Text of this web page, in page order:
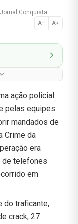
Jornal Conquista
A− A+
Normal
ação policial
pelas equipes
mandados de
Crime da
era
de telefones
em
do traficante,
crack, 27